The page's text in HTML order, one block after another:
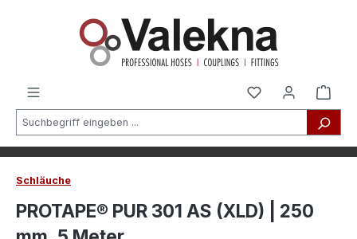
Schläuche
PROTAPE® PUR 301 AS (XLD) | 250